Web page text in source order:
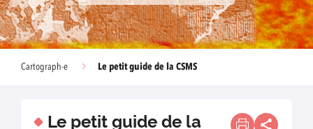
Cartograph-e Le petit guide de la CSMS
Le petit guide de la